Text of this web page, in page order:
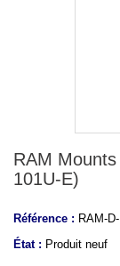
RAM
101U-E)
Référence : RAM-
État : Produit neuf